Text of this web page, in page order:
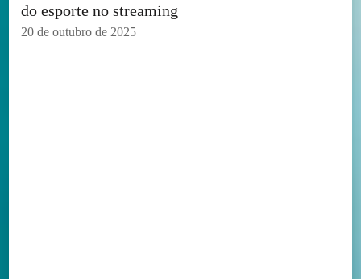
do esporte no streaming
20 de outubro de 2025